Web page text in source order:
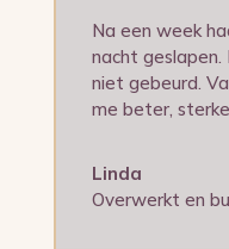
Na een week
nacht
niet gebeurd.
me beter,
Linda
Overwerkt en